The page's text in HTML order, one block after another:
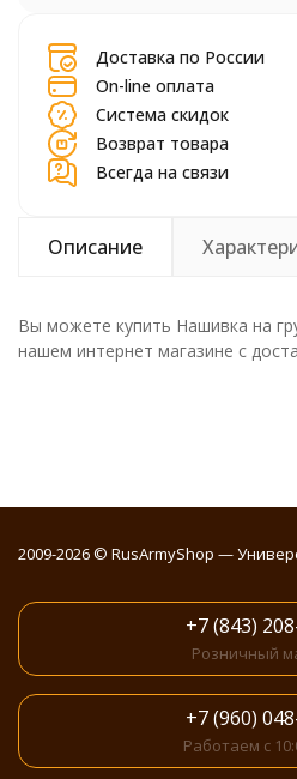
Доставка по России
On-line оплата
Система скидок
Возврат товара
Всегда на связи
Описание
Вы можете купить Нашивка на
нашем интернет магазине с
2009-2026 © RusArmyShop —
+7 (843)
Розничный
+7 (960)
Работаем с